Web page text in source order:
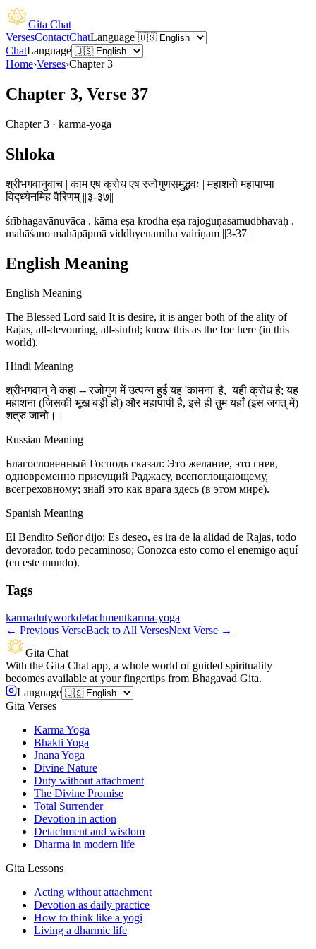
Gita Chat
VersesContactChatLanguage
ChatLanguage
Home›Verses›Chapter 3
Chapter 3, Verse 37
Chapter 3 · karma-yoga
Shloka
श्रीभगवानुवाच | काम एष क्रोध एष रजोगुणसमुद्भवः | महाशनो महापाप्मा
विद्ध्येनमिह वैरिणम् ||३-३७||
śrībhagavānuvāca . kāma eṣa krodha eṣa rajoguṇasamudbhavaḥ .
mahāśano mahāpāpmā viddhyenamiha vairiṇam ||3-37||
English Meaning
English Meaning
The Blessed Lord said It is desire, it is anger both of the ality of
Rajas, all-devouring, all-sinful; know this as the foe here (in this
world).
Hindi Meaning
श्रीभगवान् ने कहा -- रजोगुण में उत्पन्न हुई यह 'कामना' है, यही क्रोध है; यह
महाशना (जिसकी भूख बड़ी हो) और महापापी है, इसे ही तुम यहाँ (इस जगत् में)
शत्रु जानो।।
Russian Meaning
Благословенный Господь сказал: Это желание, это гнев,
одновременно присущий Раджасу, всепоглощающему,
всегреховному; знай это как врага здесь (в этом мире).
Spanish Meaning
El Bendito Señor dijo: Es deseo, es ira de la alidad de Rajas, todo
devorador, todo pecaminoso; Conozca esto como el enemigo aquí
(en este mundo).
Tags
karmadutyworkdetachmentkarma-yoga
← Previous VerseBack to All VersesNext Verse →
Gita Chat
With the Gita Chat app, a whole world of guided spirituality
becomes available at your fingertips from Bhagavad Gita.
Language
Gita Verses
Karma Yoga
Bhakti Yoga
Jnana Yoga
Divine Nature
Duty without attachment
The Divine Promise
Total Surrender
Devotion in action
Detachment and wisdom
Dharma in modern life
Gita Lessons
Acting without attachment
Devotion as daily practice
How to think like a yogi
Living a dharmic life